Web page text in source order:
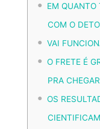
EM QUANTO
COM O
VAI
O FRETE É
PRA
OS